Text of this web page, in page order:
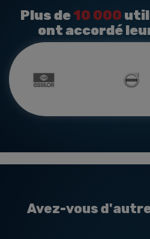
Plus de10 000
ont accordé
Avez-vous